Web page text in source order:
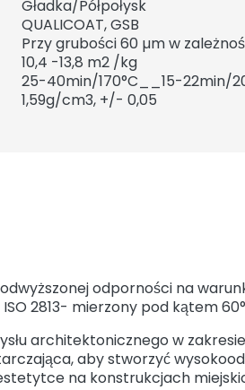
Gładka/Półpołysk
QUALICOAT, GSB
Przy grubości 60 µm w
10,4 -13,8 m2 /kg
25-40min/170°C__15-22min/
1,59g/cm3, +/- 0,05
odporności na
2813- mierzony pod kątem
architektonicznego w
aby stworzyć
na konstrukcjach